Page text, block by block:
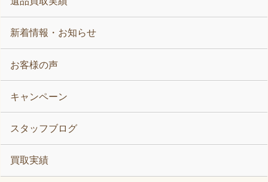
新着情報・お知らせ
お客様の声
キャンペーン
スタッフブログ
買取実績